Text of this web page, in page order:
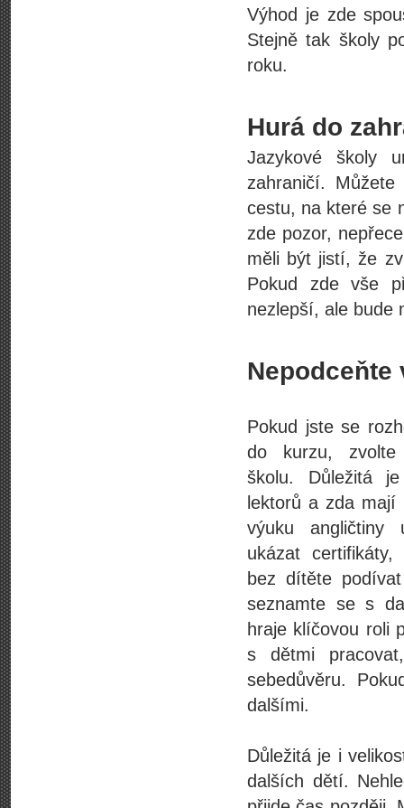
Výhod je zde
Stejně tak školy
roku.
Hurá do
Jazykové školy
zahraničí.
cestu, na které se
zde pozor,
měli být jistí, že
Pokud zde vše
nezlepší, ale bude
Pokud jste se
do kurzu, zvolte
školu. Důležitá
lektorů a zda mají
výuku
ukázat
bez dítěte
seznamte se s
hraje klíčovou roli
s dětmi
sebedůvěru.
dalšími.
Důležitá je i
dalších dětí.